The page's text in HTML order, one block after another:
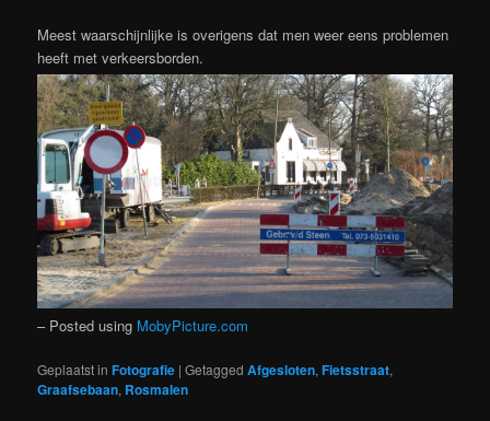
Meest waarschijnlijke is overigens dat men weer eens problemen
heeft met verkeersborden.
– Posted using MobyPicture.com
Geplaatst in Fotografie |Getagged Afgesloten,Fietsstraat,
Graafsebaan, Rosmalen